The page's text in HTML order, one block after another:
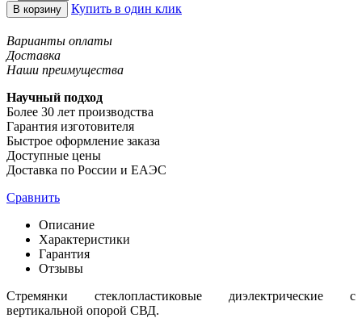
В корзину Купить в один клик
Варианты оплаты
Доставка
Наши преимущества
Научный подход
Более 30 лет производства
Гарантия изготовителя
Быстрое оформление заказа
Доступные цены
Доставка по России и ЕАЭС
Сравнить
Описание
Характеристики
Гарантия
Отзывы
Стремянки стеклопластиковые диэлектрические с
вертикальной опорой СВД.